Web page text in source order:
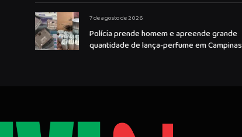
7 de agosto de 2026
Polícia prende homem e apreende grande
quantidade de lança-perfume em Campinas